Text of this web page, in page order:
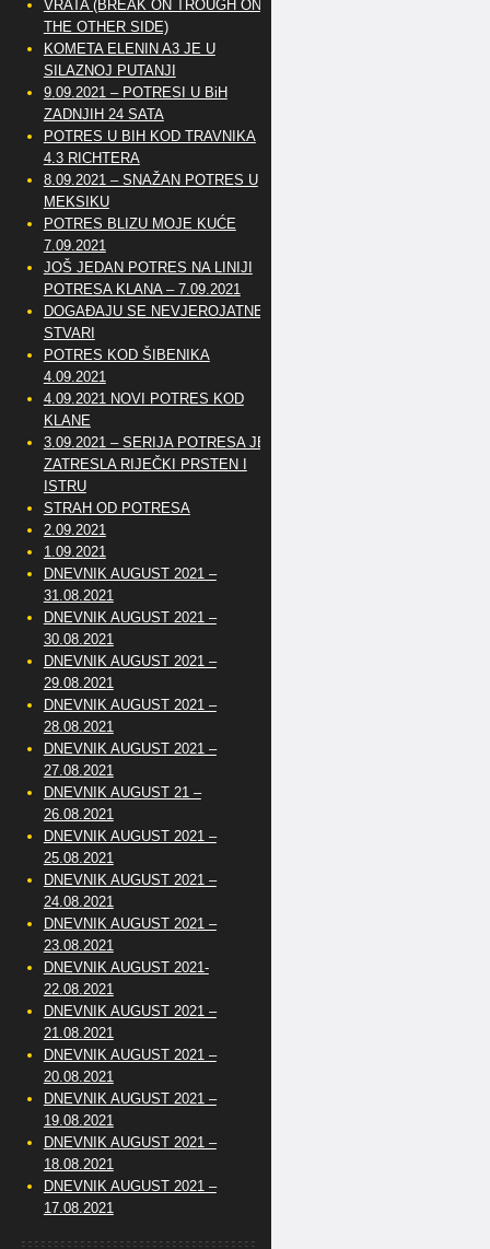
VRATA (BREAK ON TROUGH ON
THE OTHER SIDE)
KOMETA ELENIN A3 JE U
SILAZNOJ PUTANJI
9.09.2021 – POTRESI U BiH
ZADNJIH 24 SATA
POTRES U BIH KOD TRAVNIKA
4.3 RICHTERA
8.09.2021 – SNAŽAN POTRES U
MEKSIKU
POTRES BLIZU MOJE KUĆE
7.09.2021
JOŠ JEDAN POTRES NA LINIJI
POTRESA KLANA – 7.09.2021
DOGAĐAJU SE NEVJEROJATNE
STVARI
POTRES KOD ŠIBENIKA
4.09.2021
4.09.2021 NOVI POTRES KOD
KLANE
3.09.2021 – SERIJA POTRESA JE
ZATRESLA RIJEČKI PRSTEN I
ISTRU
STRAH OD POTRESA
2.09.2021
1.09.2021
DNEVNIK AUGUST 2021 –
31.08.2021
DNEVNIK AUGUST 2021 –
30.08.2021
DNEVNIK AUGUST 2021 –
29.08.2021
DNEVNIK AUGUST 2021 –
28.08.2021
DNEVNIK AUGUST 2021 –
27.08.2021
DNEVNIK AUGUST 21 –
26.08.2021
DNEVNIK AUGUST 2021 –
25.08.2021
DNEVNIK AUGUST 2021 –
24.08.2021
DNEVNIK AUGUST 2021 –
23.08.2021
DNEVNIK AUGUST 2021-
22.08.2021
DNEVNIK AUGUST 2021 –
21.08.2021
DNEVNIK AUGUST 2021 –
20.08.2021
DNEVNIK AUGUST 2021 –
19.08.2021
DNEVNIK AUGUST 2021 –
18.08.2021
DNEVNIK AUGUST 2021 –
17.08.2021